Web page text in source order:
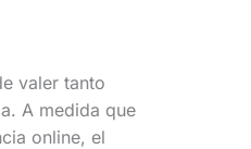
valer tanto
A medida que
online, el